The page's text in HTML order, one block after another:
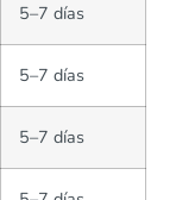
5–7 días
5–7 días
5–7 días